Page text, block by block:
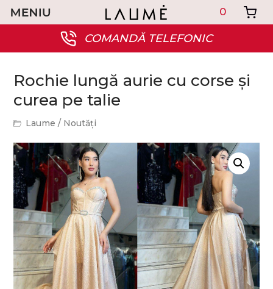
COMANDĂ TELEFONIC
0
Rochie lungă aurie cu corse și
curea pe talie
Laume / Noutăți